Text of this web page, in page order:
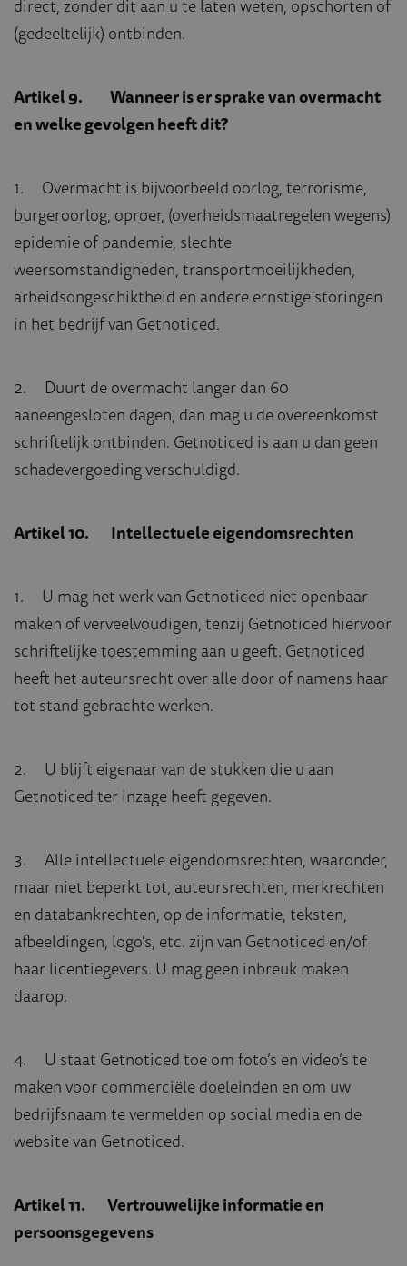
direct, zonder dit aan u te laten weten, opschorten of
(gedeeltelijk) ontbinden.
Artikel 9. Wanneer is er sprake van overmacht
en welke gevolgen heeft dit?
1. Overmacht is bijvoorbeeld oorlog, terrorisme,
burgeroorlog, oproer, (overheidsmaatregelen wegens)
epidemie of pandemie, slechte
weersomstandigheden, transportmoeilijkheden,
arbeidsongeschiktheid en andere ernstige storingen
in het bedrijf van Getnoticed.
2. Duurt de overmacht langer dan 60
aaneengesloten dagen, dan mag u de overeenkomst
schriftelijk ontbinden. Getnoticed is aan u dan geen
schadevergoeding verschuldigd.
Artikel 10. Intellectuele eigendomsrechten
1. U mag het werk van Getnoticed niet openbaar
maken of verveelvoudigen, tenzij Getnoticed hiervoor
schriftelijke toestemming aan u geeft. Getnoticed
heeft het auteursrecht over alle door of namens haar
tot stand gebrachte werken.
2. U blijft eigenaar van de stukken die u aan
Getnoticed ter inzage heeft gegeven.
3. Alle intellectuele eigendomsrechten, waaronder,
maar niet beperkt tot, auteursrechten, merkrechten
en databankrechten, op de informatie, teksten,
afbeeldingen, logo’s, etc. zijn van Getnoticed en/of
haar licentiegevers. U mag geen inbreuk maken
daarop.
4. U staat Getnoticed toe om foto’s en video’s te
maken voor commerciële doeleinden en om uw
bedrijfsnaam te vermelden op social media en de
website van Getnoticed.
Artikel 11. Vertrouwelijke informatie en
persoonsgegevens